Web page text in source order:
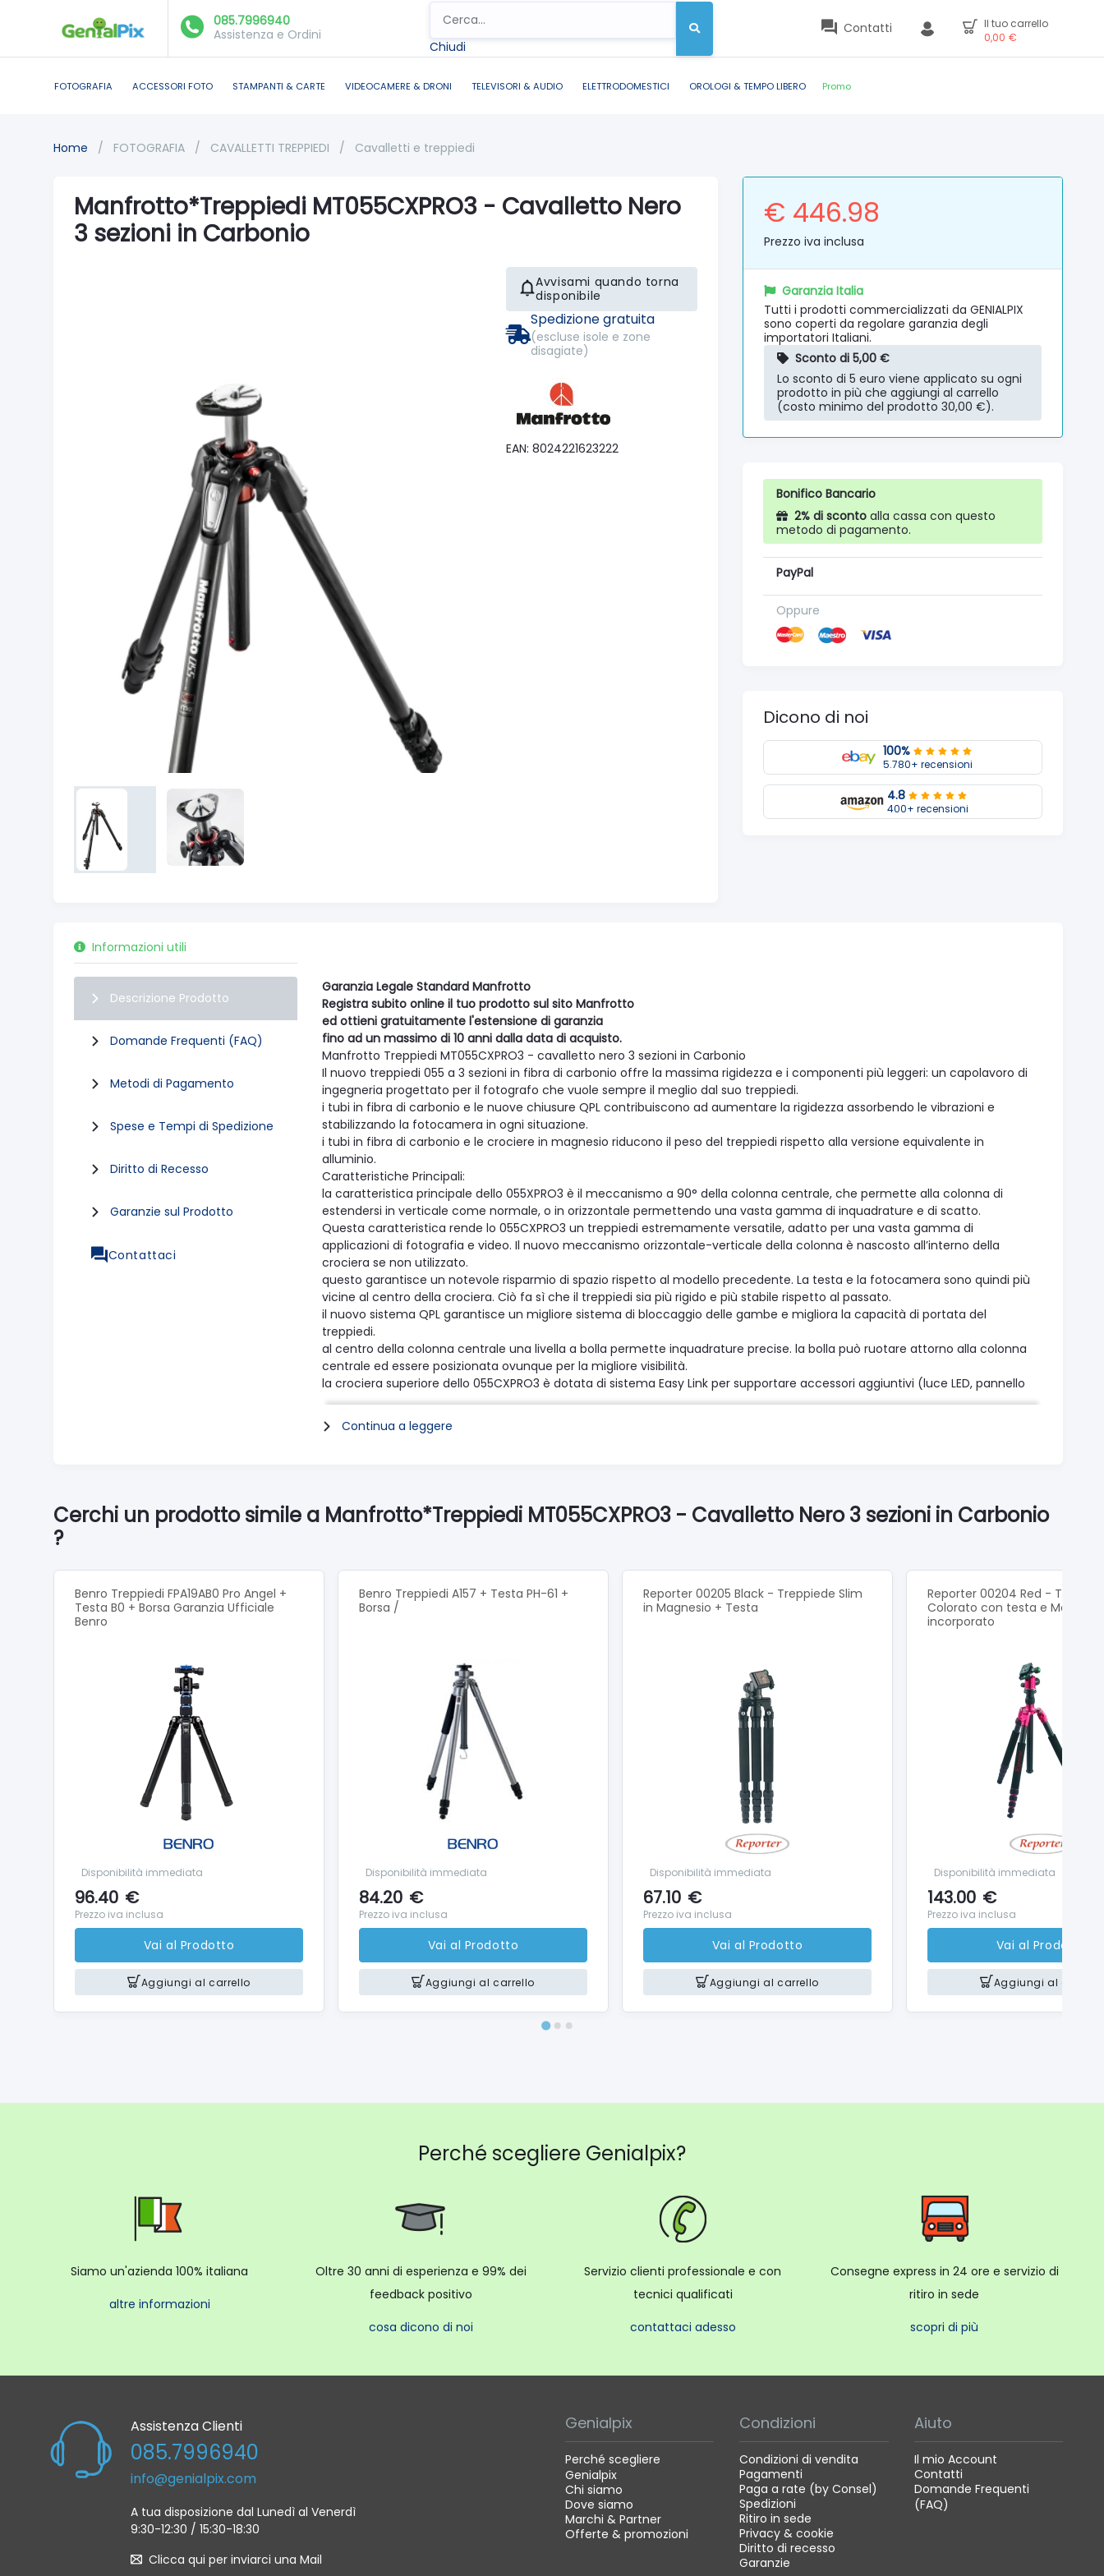
085.7996940
Assistenza e Ordini
Chiudi
Contatti
Il tuo carrello
0,00 €
FOTOGRAFIA ACCESSORI FOTO STAMPANTI & CARTE VIDEOCAMERE & DRONI TELEVISORI & AUDIO ELETTRODOMESTICI OROLOGI & TEMPO LIBERO Promo
Home / FOTOGRAFIA / CAVALLETTI TREPPIEDI / Cavalletti e treppiedi
Manfrotto*Treppiedi MT055CXPRO3 - Cavalletto Nero
3 sezioni in Carbonio
Avvisami quando torna
disponibile
Spedizione gratuita
(escluse isole e zone
disagiate)
EAN: 8024221623222
€ 446.98
Prezzo iva inclusa
Garanzia Italia
Tutti i prodotti commercializzati da GENIALPIX
sono coperti da regolare garanzia degli
importatori Italiani.
Sconto di 5,00 €
Lo sconto di 5 euro viene applicato su ogni
prodotto in più che aggiungi al carrello
(costo minimo del prodotto 30,00 €).
Bonifico Bancario
2% di sconto alla cassa con questo
metodo di pagamento.
PayPal
Oppure
Dicono di noi
100%
5.780+ recensioni
4.8
400+ recensioni
Informazioni utili
Descrizione Prodotto
Domande Frequenti (FAQ)
Metodi di Pagamento
Spese e Tempi di Spedizione
Diritto di Recesso
Garanzie sul Prodotto
Contattaci
Garanzia Legale Standard Manfrotto
Registra subito online il tuo prodotto sul sito Manfrotto
ed ottieni gratuitamente l'estensione di garanzia
fino ad un massimo di 10 anni dalla data di acquisto.
Manfrotto Treppiedi MT055CXPRO3 - cavalletto nero 3 sezioni in Carbonio
Il nuovo treppiedi 055 a 3 sezioni in fibra di carbonio offre la massima rigidezza e i componenti più leggeri: un capolavoro di
ingegneria progettato per il fotografo che vuole sempre il meglio dal suo treppiedi.
i tubi in fibra di carbonio e le nuove chiusure QPL contribuiscono ad aumentare la rigidezza assorbendo le vibrazioni e
stabilizzando la fotocamera in ogni situazione.
i tubi in fibra di carbonio e le crociere in magnesio riducono il peso del treppiedi rispetto alla versione equivalente in
alluminio.
Caratteristiche Principali:
la caratteristica principale dello 055XPRO3 è il meccanismo a 90° della colonna centrale, che permette alla colonna di
estendersi in verticale come normale, o in orizzontale permettendo una vasta gamma di inquadrature e di scatto.
Questa caratteristica rende lo 055CXPRO3 un treppiedi estremamente versatile, adatto per una vasta gamma di
applicazioni di fotografia e video. Il nuovo meccanismo orizzontale-verticale della colonna è nascosto all’interno della
crociera se non utilizzato.
questo garantisce un notevole risparmio di spazio rispetto al modello precedente. La testa e la fotocamera sono quindi più
vicine al centro della crociera. Ciò fa sì che il treppiedi sia più rigido e più stabile rispetto al passato.
il nuovo sistema QPL garantisce un migliore sistema di bloccaggio delle gambe e migliora la capacità di portata del
treppiedi.
al centro della colonna centrale una livella a bolla permette inquadrature precise. la bolla può ruotare attorno alla colonna
centrale ed essere posizionata ovunque per la migliore visibilità.
la crociera superiore dello 055CXPRO3 è dotata di sistema Easy Link per supportare accessori aggiuntivi (luce LED, pannello
riflettente ecc) o per attaccare un braccetto e trasformare così il treppiedi in un piccolo studio portatile.
lo 055CXPRO3 è un prodotto made in Italy by Manfrotto .
altezza massima 1,70 cm
Continua a leggere
Cerchi un prodotto simile a Manfrotto*Treppiedi MT055CXPRO3 - Cavalletto Nero 3 sezioni in Carbonio
?
Benro Treppiedi FPA19AB0 Pro Angel +
Testa B0 + Borsa Garanzia Ufficiale
Benro
Disponibilità immediata
96.40 €
Prezzo iva inclusa
Vai al Prodotto
Aggiungi al carrello
Benro Treppiedi A157 + Testa PH-61 +
Borsa /
Disponibilità immediata
84.20 €
Prezzo iva inclusa
Vai al Prodotto
Aggiungi al carrello
Reporter 00205 Black - Treppiede Slim
in Magnesio + Testa
Disponibilità immediata
67.10 €
Prezzo iva inclusa
Vai al Prodotto
Aggiungi al carrello
Reporter 00204 Red -
Colorato con testa e
incorporato
Disponibilità immediata
143.00 €
Prezzo iva inclusa
Vai al Prodotto
Aggiungi al carrello
Perché scegliere Genialpix?
Siamo un'azienda 100% italiana
altre informazioni
Oltre 30 anni di esperienza e 99% dei
feedback positivo
cosa dicono di noi
Servizio clienti professionale e con
tecnici qualificati
contattaci adesso
Consegne express in 24 ore e servizio di
ritiro in sede
scopri di più
Assistenza Clienti
085.7996940
info@genialpix.com
A tua disposizione dal Lunedì al Venerdì
9:30-12:30 / 15:30-18:30
Clicca qui per inviarci una Mail
Genialpix
Perché scegliere
Genialpix
Chi siamo
Dove siamo
Marchi & Partner
Offerte & promozioni
Condizioni
Condizioni di vendita
Pagamenti
Paga a rate (by Consel)
Spedizioni
Ritiro in sede
Privacy & cookie
Diritto di recesso
Garanzie
Aiuto
Il mio Account
Contatti
Domande Frequenti
(FAQ)